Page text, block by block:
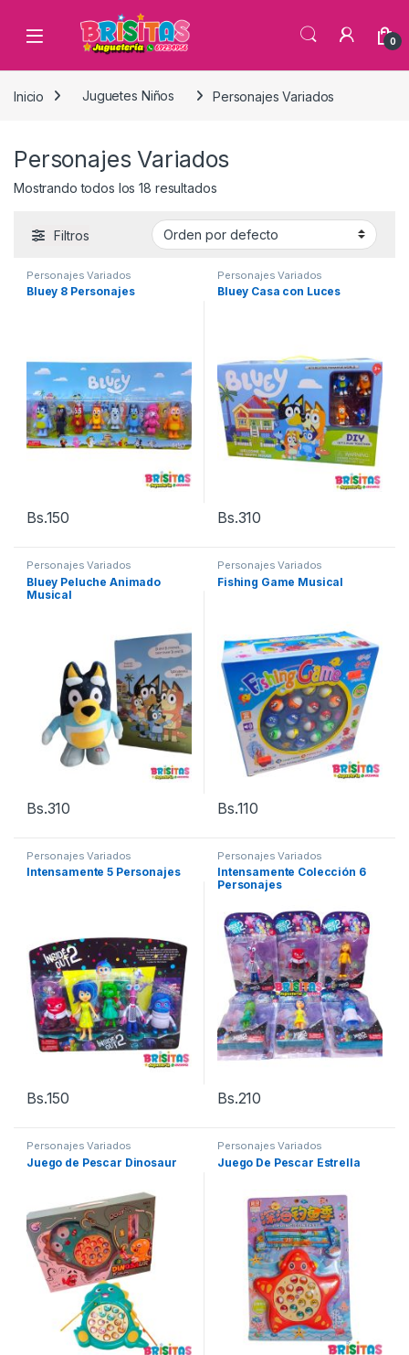
0
Inicio Juguetes Niños Personajes Variados
Personajes Variados
Mostrando todos los 18 resultados
Filtros
Personajes Variados
Bluey 8 Personajes
Bs.150
Personajes Variados
Bluey Casa con Luces
Bs.310
Personajes Variados
Bluey Peluche Animado
Musical
Bs.310
Personajes Variados
Fishing Game Musical
Bs.110
Personajes Variados
Intensamente 5 Personajes
Bs.150
Personajes Variados
Intensamente Colección 6
Personajes
Bs.210
Personajes Variados
Juego de Pescar Dinosaur
Personajes Variados
Juego De Pescar Estrella